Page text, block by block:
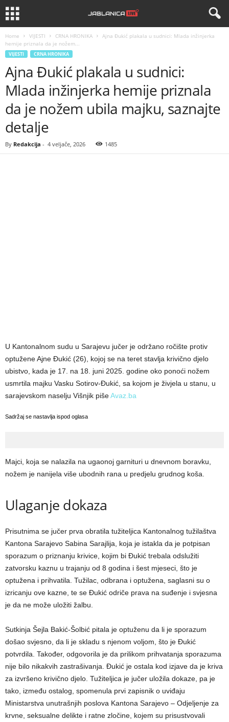
Home VIJESTI CRNA HRONIKA
Ajna Đukić plakala u sudnici: Mlada inžinjerka
hemije priznala da je nožem...
VIJESTI CRNA HRONIKA
Ajna Đukić plakala u sudnici:
Mlada inžinjerka hemije priznala
da je nožem ubila majku, saznajte
detalje
By Redakcija - 4 veljače, 2026 1485
U Kantonalnom sudu u Sarajevu jučer je održano ročište protiv
optužene Ajne Đukić (26), kojoj se na teret stavlja krivično djelo
ubistvo, kada je 17. na 18. juni 2025. godine oko ponoći nožem
usmrtila majku Vasku Sotirov-Đukić, sa kojom je živjela u stanu, u
sarajevskom naselju Višnjik pišeAvaz.ba
Sadržaj se nastavlja ispod oglasa
Majci, koja se nalazila na ugaonoj garnituri u dnevnom boravku,
nožem je nanijela više ubodnih rana u predjelu grudnog koša.
Ulaganje dokaza
Prisutnima se jučer prva obratila tužiteljica Kantonalnog tužilaštva
Kantona Sarajevo Sabina Sarajlija, koja je istakla da je potpisan
sporazum o priznanju krivice, kojim bi Đukić trebala odslužiti
zatvorsku kaznu u trajanju od 8 godina i šest mjeseci, što je
optužena i prihvatila. Tužilac, odbrana i optužena, saglasni su o
izricanju ove kazne, te se Đukić odriče prava na suđenje i svjesna
je da ne može uložiti žalbu.
Sutkinja Šejla Bakić-Šolbić pitala je optuženu da li je sporazum
došao svjesno, da li je skladu s njenom voljom, što je Đukić
potvrdila. Također, odgovorila je da prilikom prihvatanja sporazuma
nije bilo nikakvih zastrašivanja. Đukić je ostala kod izjave da je kriva
za izvršeno krivično djelo. Tužiteljica je jučer uložila dokaze, pa je
tako, između ostalog, spomenula prvi zapisnik o uviđaju
Ministarstva unutrašnjih poslova Kantona Sarajevo – Odjeljenje za
krvne, seksualne delikte i ratne zločine, kojem su prisustvovali